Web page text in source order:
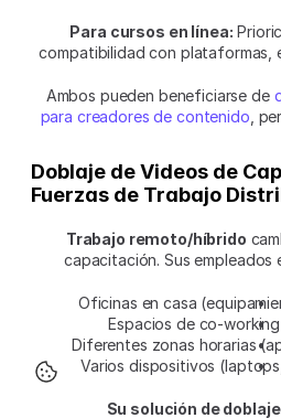
Para cursos en línea:
compatibilidad con plataformas,
Ambos pueden beneficiarse de
para creadores de contenido ,
Doblaje de Videos de
Fuerzas de Trabajo
Trabajo remoto/híbrido
capacitación. Sus empleados
Oficinas en casa
Espacios de co-
Diferentes zonas horarias
Varios dispositivos
Su solución de